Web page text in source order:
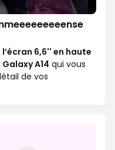
l’écran 6,6'' en haute
A14 qui vous
de vos